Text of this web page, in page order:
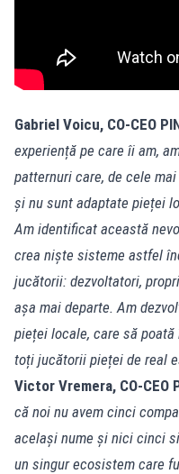
Gabriel Voicu, CO-CEO
experiență pe care îi am,
patternuri care, de cele
și nu sunt adaptate pieței
Am identificat această
crea niște sisteme astfel
jucătorii: dezvoltatori,
așa mai departe. Am
pieței locale, care să
toți jucătorii pieței de real
Victor Vremera, CO-CEO
că noi nu avem cinci
același nume și nici cinci
un singur ecosistem care